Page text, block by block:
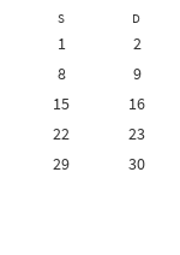
S D
1
2
8
9
15
16
22
23
29
30